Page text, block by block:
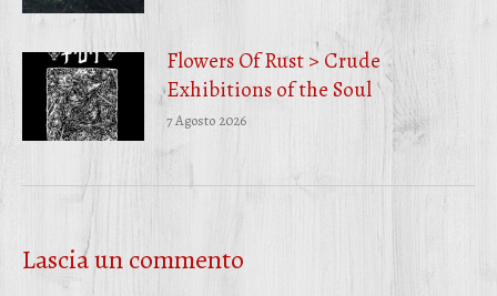
Flowers Of Rust > Crude
Exhibitions of the Soul
7 Agosto 2026
Lascia un commento